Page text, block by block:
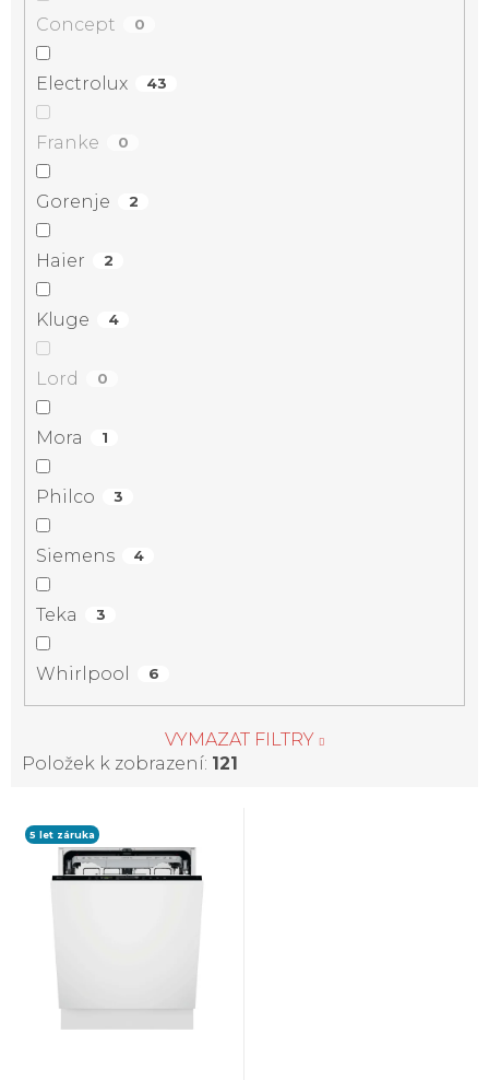
Concept 0
Electrolux 43
Franke 0
Gorenje 2
Haier 2
Kluge 4
Lord 0
Mora 1
Philco 3
Siemens 4
Teka 3
Whirlpool 6
VYMAZAT FILTRY
Položek k zobrazení: 121
V
5 let záruka